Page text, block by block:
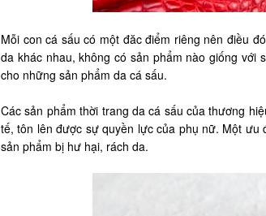
Mỗi con cá sấu có một đăc điểm riêng nên điều
da khác nhau, không có sản phẩm nào giống
cho những sản phẩm da cá sấu.
Các sản phẩm thời trang da cá sấu của thương
tế, tôn lên được sự quyền lực của phụ nữ. Một ưu
sản phẩm bị hư hại, rách da.